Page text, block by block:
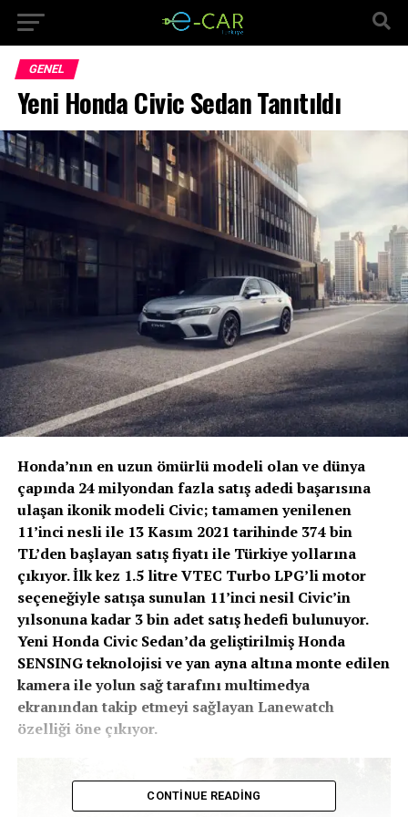
GENEL
Yeni Honda Civic Sedan Tanıtıldı
Honda’nın en uzun ömürlü modeli olan ve dünya
çapında 24 milyondan fazla satış adedi başarısına
ulaşan ikonik modeli Civic; tamamen yenilenen
11’inci nesli ile 13 Kasım 2021 tarihinde 374 bin
TL’den başlayan satış fiyatı ile Türkiye yollarına
çıkıyor. İlk kez 1.5 litre VTEC Turbo LPG’li motor
seçeneğiyle satışa sunulan 11’inci nesil Civic’in
yılsonuna kadar 3 bin adet satış hedefi bulunuyor.
Yeni Honda Civic Sedan’da geliştirilmiş Honda
SENSING teknolojisi ve yan ayna altına monte edilen
kamera ile yolun sağ tarafını multimedya
ekranından takip etmeyi sağlayan Lanewatch
özelliği öne çıkıyor.
CONTINUE READING